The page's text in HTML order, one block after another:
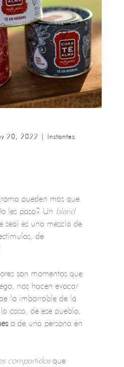
20, 2022 | Instantes
pueden más que
les pasa? Un blend
sea) es una mezcla de
de
son momentos que
nos hacen evocar
lo imborrable de la
casa, de ese pueblo,
o de una persona en
compartidosque